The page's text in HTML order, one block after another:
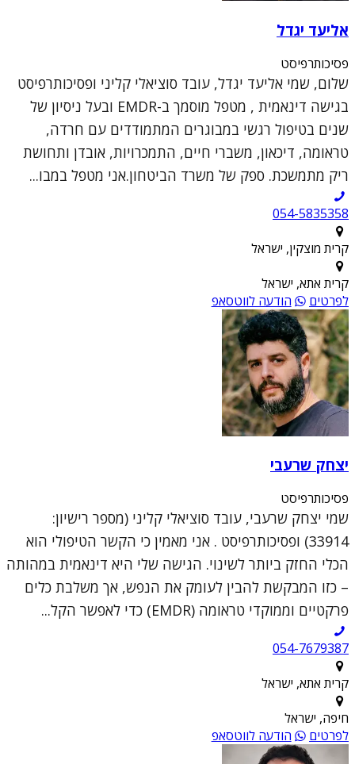
אליעד יגדל
פסיכותרפיסט
שלום, שמי אליעד יגדל, עובד סוציאלי קליני ופסיכותרפיסט
בגישה דינאמית , מטפל מוסמך ב-EMDR ובעל ניסיון של
שנים בטיפול רגשי במבוגרים המתמודדים עם חרדה,
טראומה, דיכאון, משברי חיים, התמכרויות, אובדן ותחושת
ריק מתמשכת. ספק של משרד הביטחון.אני מטפל במבו...
054-5835358
קרית מוצקין, ישראל
קרית אתא, ישראל
לפרטים
הודעה לווטסאפ
יצחק שרעבי
פסיכותרפיסט
שמי יצחק שרעבי, עובד סוציאלי קליני (מספר רישיון:
33914) ופסיכותרפיסט . אני מאמין כי הקשר הטיפולי הוא
הכלי החזק ביותר לשינוי. הגישה שלי היא דינאמית במהותה
– כזו המבקשת להבין לעומק את הנפש, אך משלבת כלים
פרקטיים וממוקדי טראומה (EMDR) כדי לאפשר הקל...
054-7679387
קרית אתא, ישראל
חיפה, ישראל
לפרטים
הודעה לווטסאפ